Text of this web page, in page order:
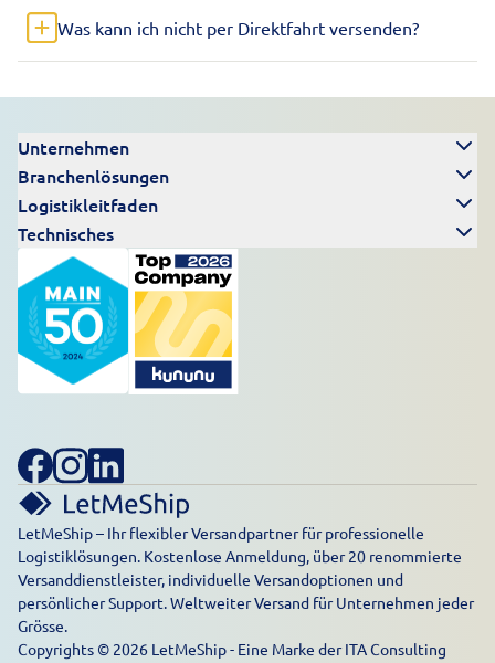
Was kann ich nicht per Direktfahrt versenden?
Unternehmen
Branchenlösungen
Logistikleitfaden
Technisches
LetMeShip – Ihr flexibler Versandpartner für professionelle
Logistiklösungen. Kostenlose Anmeldung, über 20 renommierte
Versanddienstleister, individuelle Versandoptionen und
persönlicher Support. Weltweiter Versand für Unternehmen jeder
Grösse.
Copyrights © 2026 LetMeShip - Eine Marke der ITA Consulting